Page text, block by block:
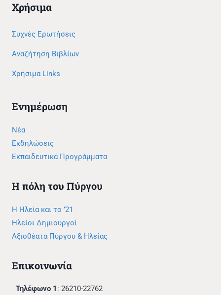
Χρήσιμα
Συχνές Ερωτήσεις
Αναζήτηση Βιβλίων
Χρήσιμα Links
Ενημέρωση
Νέα
Εκδηλώσεις
Εκπαιδευτικά Προγράμματα
Η πόλη του Πύργου
Η Ηλεία και το ’21
Ηλείοι Δημιουργοί
Αξιοθέατα Πύργου & Ηλείας
Επικοινωνία
Τηλέφωνο 1 : 26210-22762